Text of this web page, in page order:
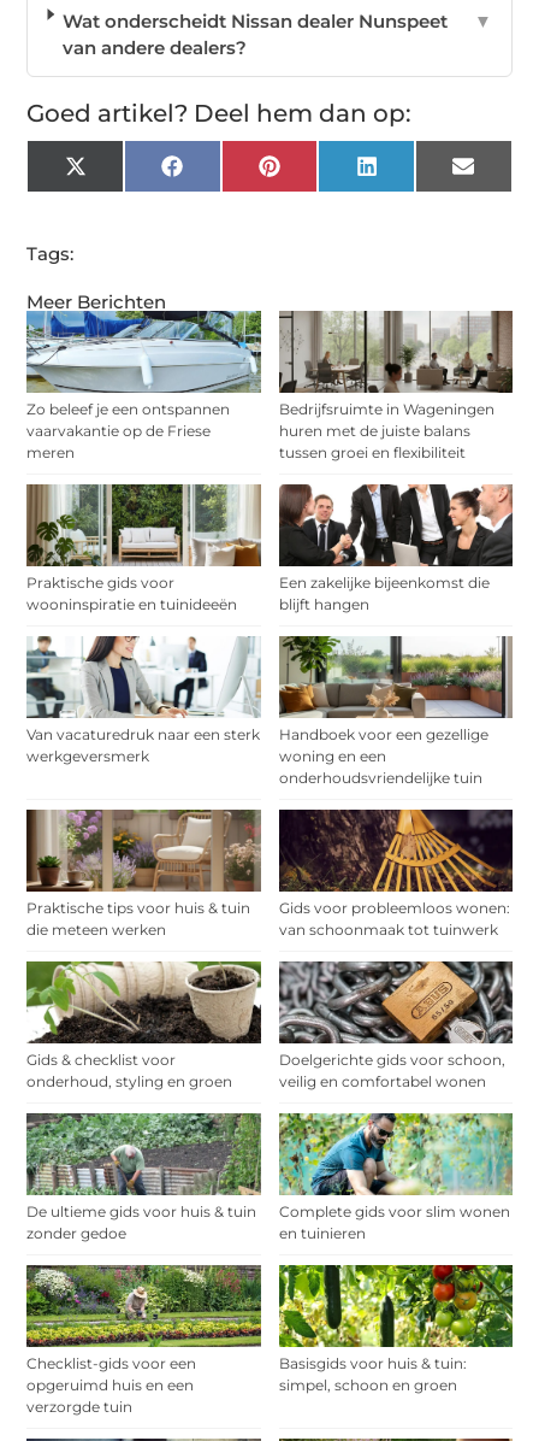
Meer Berichten
Zo beleef je een ontspannen
vaarvakantie op de Friese
meren
Bedrijfsruimte in Wageningen
huren met de juiste balans
tussen groei en flexibiliteit
Praktische gids voor
wooninspiratie en tuinideeën
Een zakelijke bijeenkomst die
blijft hangen
Van vacaturedruk naar een sterk
werkgeversmerk
Handboek voor een gezellige
woning en een
onderhoudsvriendelijke tuin
Praktische tips voor huis & tuin
die meteen werken
Gids voor probleemloos wonen:
van schoonmaak tot tuinwerk
Gids & checklist voor
onderhoud, styling en groen
Doelgerichte gids voor schoon,
veilig en comfortabel wonen
De ultieme gids voor huis & tuin
zonder gedoe
Complete gids voor slim wonen
en tuinieren
Checklist-gids voor een
opgeruimd huis en een
verzorgde tuin
Basisgids voor huis & tuin:
simpel, schoon en groen
Wat onderscheidt Nissan dealer Nunspeet
van andere dealers?
▼
Goed artikel? Deel hem dan op:
X
(Twitter)
FacebookPinterest LinkedIn Email
Tags: